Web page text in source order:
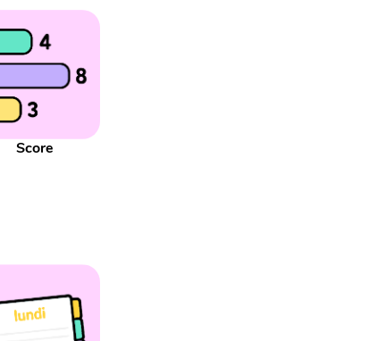
Score